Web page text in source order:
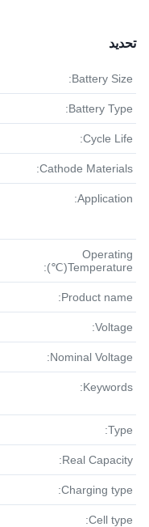
تحديد
Battery Size:
Battery Type:
Cycle Life:
Cathode Materials:
Application:
Operating
Temperature(℃):
Product name:
Voltage:
Nominal Voltage:
Keywords:
Type:
Real Capacity:
Charging type:
Cell type: